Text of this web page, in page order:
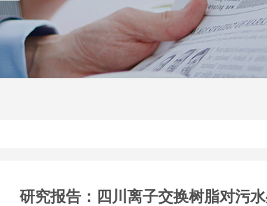
研究报告：四川离子交换树脂对污